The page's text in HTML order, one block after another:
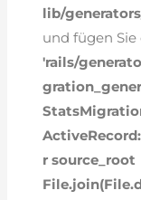
lib/
und fügen
'rails/
r source_root